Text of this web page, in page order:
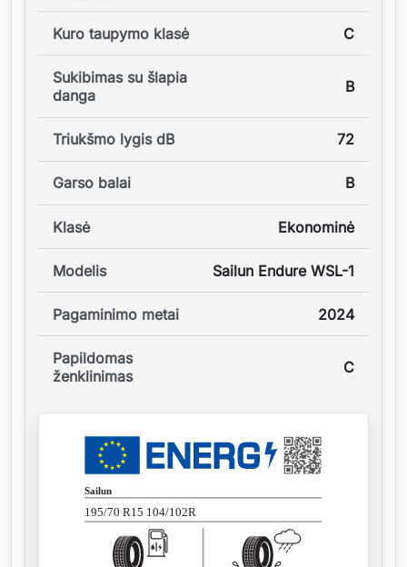
Kuro taupymo klasė C
Sukibimas su šlapia
danga
B
Triukšmo lygis dB 72
Garso balai B
Klasė Ekonominė
Modelis Sailun Endure WSL-1
Pagaminimo metai 2024
Papildomas
ženklinimas
C
Sailun
195/70 R15 104/102R